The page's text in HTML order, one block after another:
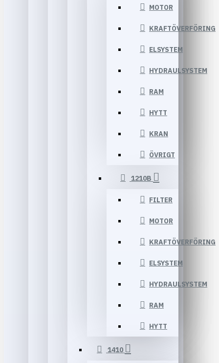
MOTOR
KRAFTÖVERFÖRING
ELSYSTEM
HYDRAULSYSTEM
RAM
HYTT
KRAN
ÖVRIGT
1210B
FILTER
MOTOR
KRAFTÖVERFÖRING
ELSYSTEM
HYDRAULSYSTEM
RAM
HYTT
1410